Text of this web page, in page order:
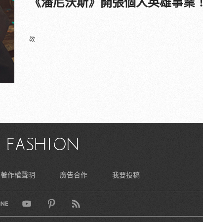
教
著作權聲明 廣告合作 我要投稿